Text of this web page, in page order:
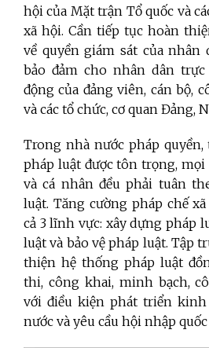
hội của Mặt trận Tổ quốc và
xã hội. Cần tiếp tục hoàn
về quyền giám sát của nhân
bảo đảm cho nhân dân
động của đảng viên, cán bộ,
và các tổ chức, cơ quan Đảng,
Trong nhà nước pháp
pháp luật được tôn trọng,
và cá nhân đều phải tuân
luật. Tăng cường pháp chế
cả 3 lĩnh vực: xây dựng pháp
luật và bảo vệ pháp luật. Tập
thiện hệ thống pháp luật
thi, công khai, minh bạch,
với điều kiện phát triển
nước và yêu cầu hội nhập